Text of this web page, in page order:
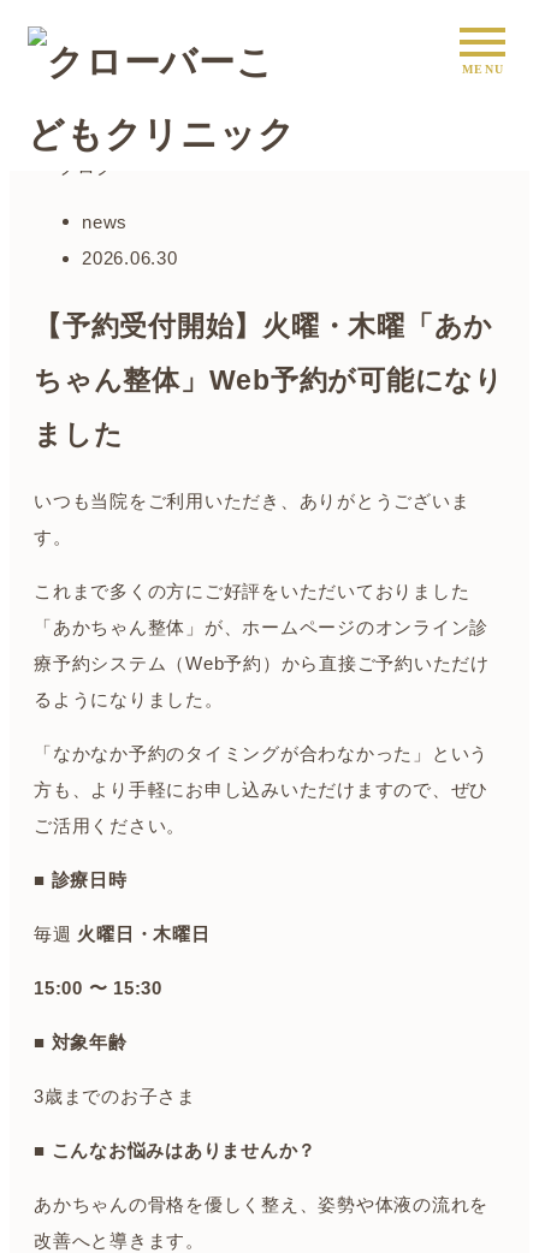
HOME
ブログ
news
2026.06.30
【予約受付開始】火曜・木曜「あか
ちゃん整体」Web予約が可能になり
ました
いつも当院をご利用いただき、ありがとうございま
す。
これまで多くの方にご好評をいただいておりました
「あかちゃん整体」が、ホームページのオンライン診
療予約システム（Web予約）から直接ご予約いただけ
るようになりました。
「なかなか予約のタイミングが合わなかった」という
方も、より手軽にお申し込みいただけますので、ぜひ
ご活用ください。
■ 診療日時
毎週 火曜日・木曜日
15:00 〜 15:30
■ 対象年齢
3歳までのお子さま
■ こんなお悩みはありませんか？
あかちゃんの骨格を優しく整え、姿勢や体液の流れを
改善へと導きます。